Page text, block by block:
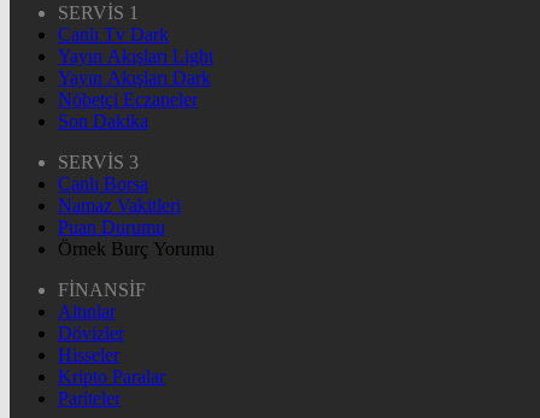
SERVİS 1
Canlı Tv Dark
Yayın Akışları Light
Yayın Akışları Dark
Nöbetçi Eczaneler
Son Dakika
SERVİS 3
Canlı Borsa
Namaz Vakitleri
Puan Durumu
Örnek Burç Yorumu
FİNANSİF
Altınlar
Dövizler
Hisseler
Kripto Paralar
Pariteler